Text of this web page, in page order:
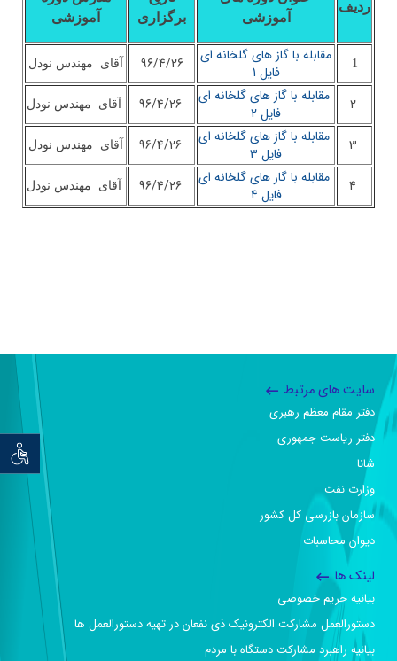
توان
ردیف
آموزشی
برگزاری
آموزشی
1
مقابله با گاز های گلخانه ای
فایل 1
96/4/26 آقای مهندس نودل
2
مقابله با گاز های گلخانه ای
فایل 2
آقای مهندس نودل
مقابله با گاز های گلخانه ای
فایل 3
آقای مهندس نودل
مقابله با گاز های گلخانه ای
فایل 4
آقای مهندس نودل
سایت های مرتبط
دفتر مقام معظم رهبری
دفتر ریاست جمهوری
شانا
وزارت نفت
سازمان بازرسی کل کشور
دیوان محاسبات
لینک ها
بیانیه حریم خصوصی
دستورالعمل مشارکت الکترونیک ذی نفعان در تهیه دستورالعمل ها
بیانیه راهبرد مشارکت دستگاه با مردم